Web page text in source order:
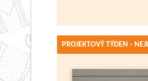
PROJEKTOVÝ TÝDEN -